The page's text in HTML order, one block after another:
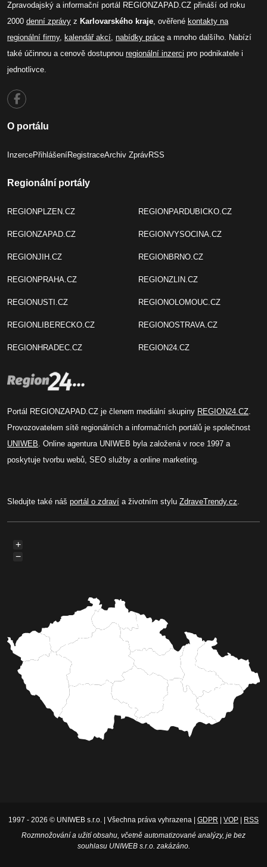
Zpravodajský a informační portál REGIONZAPAD.CZ přináší od roku
2000 denní zprávy z Karlovarského kraje, ověřené kontakty na
regionální firmy, kalendář akcí, nabídky práce a mnoho dalšího. Nabízí
také účinnou a cenově dostupnou regionální inzerci pro podnikatele i
jednotlivce.
O portálu
InzercePřihlášeníRegistraceArchiv ZprávRSS
Regionální portály
REGIONPLZEN.CZ
REGIONZAPAD.CZ
REGIONJIH.CZ
REGIONPRAHA.CZ
REGIONUSTI.CZ
REGIONLIBERECKO.CZ
REGIONHRADEC.CZ
REGIONPARDUBICKO.CZ
REGIONVYSOCINA.CZ
REGIONBRNO.CZ
REGIONZLIN.CZ
REGIONOLOMOUC.CZ
REGIONOSTRAVA.CZ
REGION24.CZ
Portál REGIONZAPAD.CZ je členem mediální skupiny REGION24.CZ.
Provozovatelem sítě regionálních a informačních portálů je společnost
UNIWEB. Online agentura UNIWEB byla založená v roce 1997 a
poskytuje tvorbu webů, SEO služby a online marketing.
Sledujte také náš portál o zdraví a životním stylu ZdraveTrendy.cz.
+
−
1997 - 2026 © UNIWEB s.r.o. | Všechna práva vyhrazena | GDPR VOP
RSS
Rozmnožování a užití obsahu, včetně automatizované analýzy, je bez
souhlasu UNIWEB s.r.o. zakázáno.